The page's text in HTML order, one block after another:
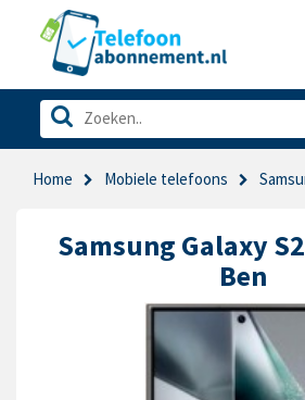
Home Mobiele telefoons
Samsung Galaxy
Ben